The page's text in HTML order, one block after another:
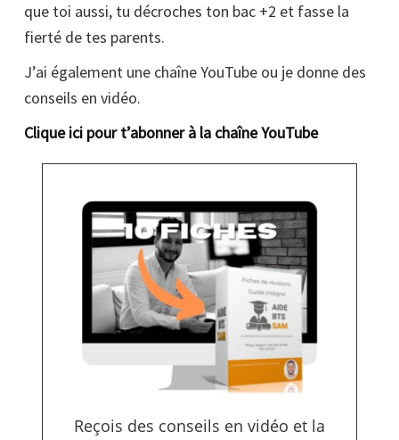
que toi aussi, tu décroches ton bac +2 et fasse la
fierté de tes parents.
J’ai également une chaîne YouTube ou je donne des
conseils en vidéo.
Clique ici pour t’abonner à la chaîne YouTube
Reçois des conseils en vidéo et la